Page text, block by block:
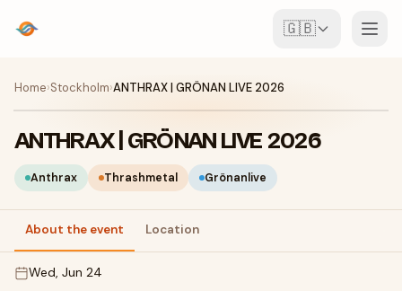
🇬🇧
Events
Map
Venues
For Organisers
Create event
Home›Stockholm›ANTHRAX | GRÖNAN LIVE 2026
ANTHRAX | GRÖNAN LIVE 2026
Anthrax Thrashmetal Grönanlive
About the event Location
Wed, Jun 24